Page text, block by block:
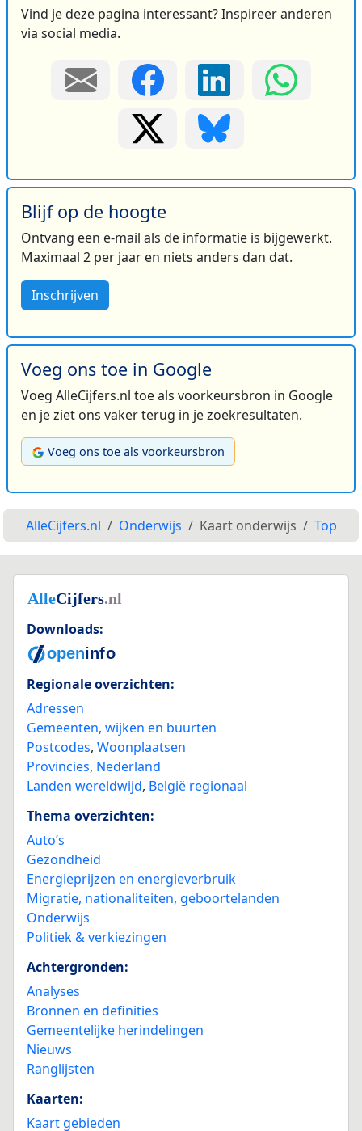
Vind je deze pagina interessant? Inspireer anderen
via social media.
Blijf op de hoogte
Ontvang een e-mail als de informatie is bijgewerkt.
Maximaal 2 per jaar en niets anders dan dat.
Inschrijven
Voeg ons toe in Google
Voeg AlleCijfers.nl toe als voorkeursbron in Google
en je ziet ons vaker terug in je zoekresultaten.
Voeg ons toe als voorkeursbron
AlleCijfers.nl Onderwijs Kaart onderwijs Top
Downloads:
Regionale overzichten:
Adressen
Gemeenten, wijken en buurten
Postcodes, Woonplaatsen
Provincies, Nederland
Landen wereldwijd, België regionaal
Thema overzichten:
Auto’s
Gezondheid
Energieprijzen en energieverbruik
Migratie, nationaliteiten, geboortelanden
Onderwijs
Politiek & verkiezingen
Achtergronden:
Analyses
Bronnen en definities
Gemeentelijke herindelingen
Nieuws
Ranglijsten
Kaarten:
Kaart gebieden